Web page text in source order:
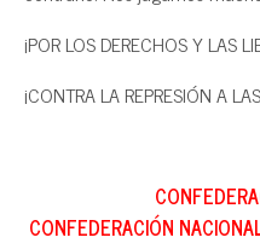
¡POR LOS DERECHOS Y LAS
¡CONTRA LA REPRESIÓN A
CONFEDERACIÓN